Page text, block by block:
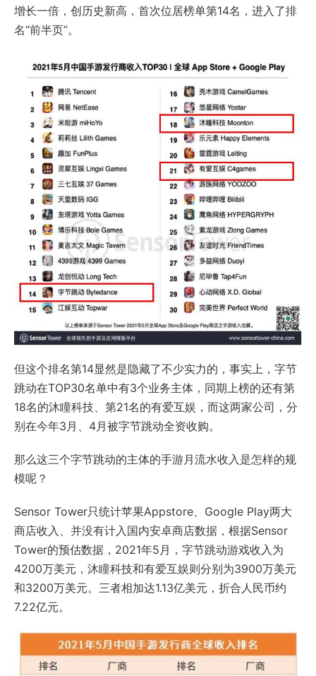
增长一倍，创历史新高，首次位居榜单第14名，进入了排
名“前半页”。
但这个排名第14显然是隐藏了不少实力的，事实上，字节
跳动在TOP30名单中有3个业务主体，同期上榜的还有第
18名的沐瞳科技、第21名的有爱互娱，而这两家公司，分
别在今年3月、4月被字节跳动全资收购。
那么这三个字节跳动的主体的手游月流水收入是怎样的规
模呢？
Sensor Tower只统计苹果Appstore、Google Play两大
商店收入、并没有计入国内安卓商店数据，根据Sensor
Tower的预估数据，2021年5月，字节跳动游戏收入为
4200万美元，沐瞳科技和有爱互娱则分别为3900万美元
和3200万美元。三者相加达1.13亿美元，折合人民币约
7.22亿元。